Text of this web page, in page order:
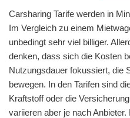
Carsharing Tarife werden in
Im Vergleich zu einem
unbedingt sehr viel billiger.
denken, dass sich die Kosten
Nutzungsdauer fokussiert, die
bewegen. In den Tarifen sind
Kraftstoff oder die
variieren aber je nach